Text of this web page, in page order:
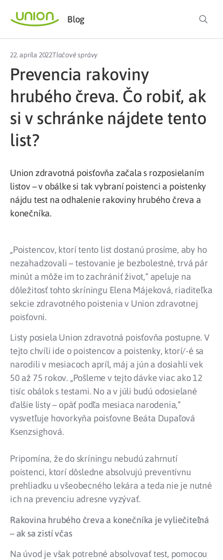
Blog
22. apríla 2022Tlačové správy
Prevencia rakoviny
hrubého čreva. Čo robiť, ak
si v schránke nájdete tento
list?
Union zdravotná poisťovňa začala s rozposielaním
listov – v obálke si tak vybraní poistenci a poistenky
nájdu test na odhalenie rakoviny hrubého čreva a
konečníka.
„Poistencov, ktorí tento list dostanú prosíme, aby ho
nezahadzovali – testovanie je bezbolestné, trvá pár
minút a môže im to zachrániť život,“ apeluje na
dôležitosť tohto skríningu Elena Májeková, riaditeľka
sekcie zdravotného poistenia v Union zdravotnej
poisťovni.
Listy posiela Union zdravotná poisťovňa postupne. V
tejto chvíli ide o poistencov a poistenky, ktorí/-é sa
narodili v mesiacoch apríl, máj a jún a dosiahli vek
50 až 75 rokov. „Pošleme v tejto dávke viac ako 12
tisíc obálok s testami. No a v júli budú odosielané
ďalšie listy – opäť podľa mesiaca narodenia,“
vysvetľuje hovorkyňa poisťovne Beáta Dupaľová
Ksenzsighová.
Pripomína, že do skríningu nebudú zahrnutí
poistenci, ktorí dôsledne absolvujú preventívnu
prehliadku u všeobecného lekára a teda nie je nutné
ich na prevenciu adresne vyzývať.
Rakovina hrubého čreva a konečníka je vyliečiteľná
– ak sa zistí včas
Na úvod je však potrebné absolvovať test, pomocou